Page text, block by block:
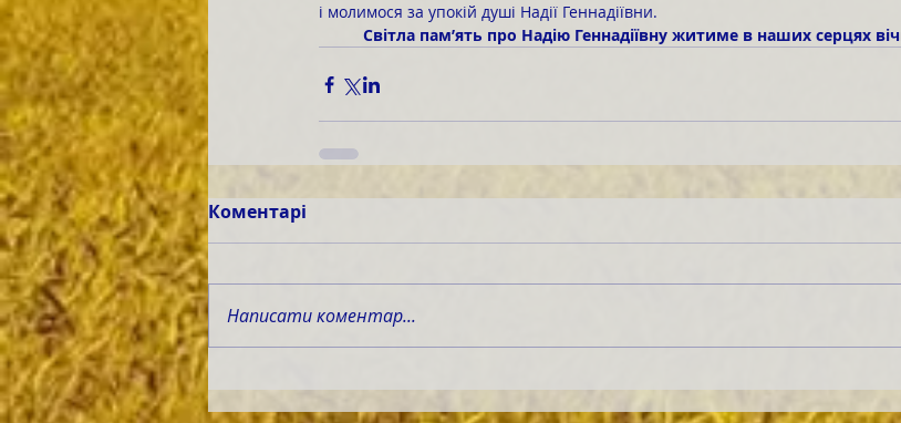
і молимося за упокій душі Надії Геннадіївни.
Світла пам’ять про Надію Геннадіївну житиме в наших серцях
Коментарі
Написати коментар...